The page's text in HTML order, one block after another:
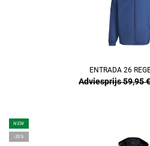
ENTRADA 26
Adviesprijs 59,95 €
NEW
-35%